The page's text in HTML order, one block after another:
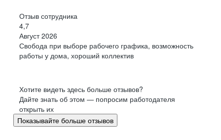
Отзыв сотрудника
4,7
Август 2026
Свобода при выборе рабочего графика, возможность
работы у дома, хороший коллектив
Хотите видеть здесь больше отзывов?
Дайте знать об этом — попросим работодателя
открыть их
Показывайте больше отзывов